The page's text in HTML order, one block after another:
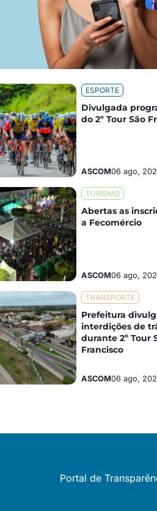
ESPORTE
Divulgada
do 2º Tour São
ASCOM06 ago,
TURISMO
Abertas as
a Fecomércio
ASCOM06 ago,
TRANSPORTE
Prefeitura
interdições de
durante 2º Tour
Francisco
ASCOM06 ago,
Portal de